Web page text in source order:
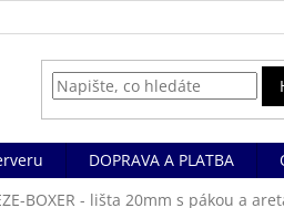
DOPRAVA A PLATBA
BOXER - lišta 20mm s pákou a